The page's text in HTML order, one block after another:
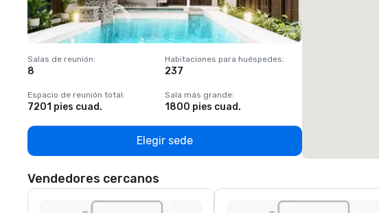
Salas de reunión:
8
Habitaciones para huéspedes:
237
Espacio de reunión total:
7201 pies cuad.
Sala más grande:
1800 pies cuad.
Elegir sede
Vendedores cercanos